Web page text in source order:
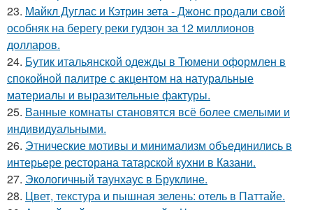
23. Майкл Дуглас и Кэтрин зета - Джонс продали свой
особняк на берегу реки гудзон за 12 миллионов
долларов.
24. Бутик итальянской одежды в Тюмени оформлен в
спокойной палитре с акцентом на натуральные
материалы и выразительные фактуры.
25. Ванные комнаты становятся всё более смелыми и
индивидуальными.
26. Этнические мотивы и минимализм объединились в
интерьере ресторана татарской кухни в Казани.
27. Экологичный таунхаус в Бруклине.
28. Цвет, текстура и пышная зелень: отель в Паттайе.